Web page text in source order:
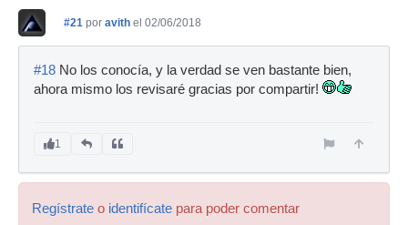
#21 por avith el 02/06/2018
#18 No los conocía, y la verdad se ven bastante bien,
ahora mismo los revisaré gracias por compartir!
1
Regístrate o identifícate para poder comentar